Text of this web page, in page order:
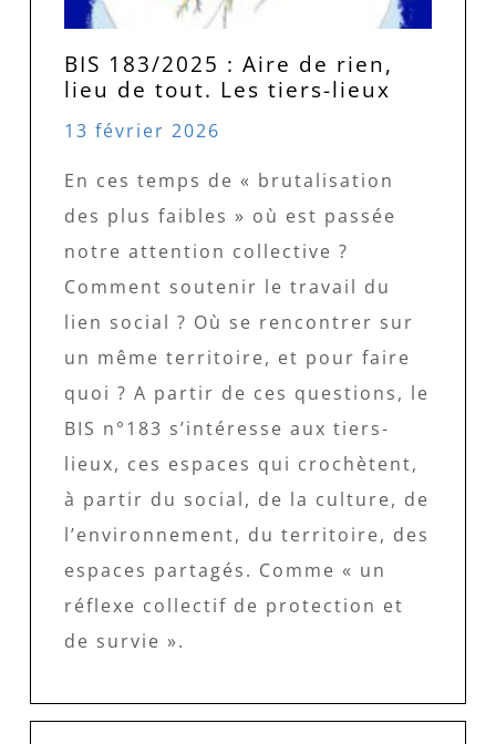
BIS 183/2025 : Aire de rien,
lieu de tout. Les tiers-lieux
13 février 2026
En ces temps de « brutalisation
des plus faibles » où est passée
notre attention collective ?
Comment soutenir le travail du
lien social ? Où se rencontrer sur
un même territoire, et pour faire
quoi ? A partir de ces questions, le
BIS n°183 s’intéresse aux tiers-
lieux, ces espaces qui crochètent,
à partir du social, de la culture, de
l’environnement, du territoire, des
espaces partagés. Comme « un
réflexe collectif de protection et
de survie ».